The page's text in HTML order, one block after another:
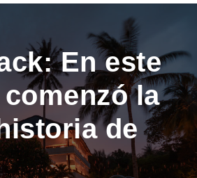
En este
la
de